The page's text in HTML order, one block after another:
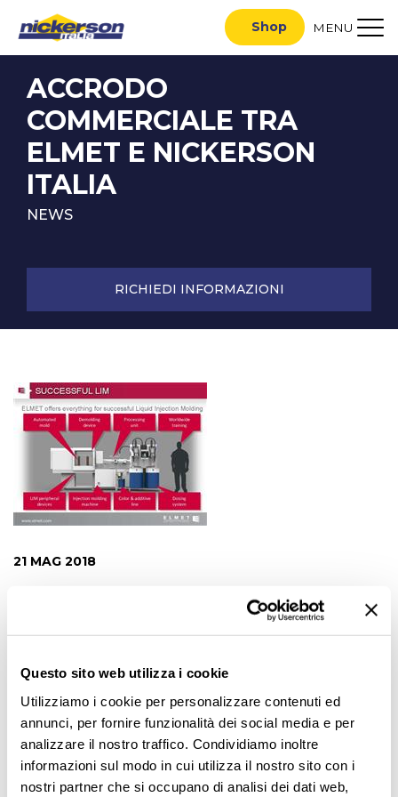
Questo sito web utilizza i cookie
Utilizziamo i cookie per personalizzare contenuti ed
annunci, per fornire funzionalità dei social media e per
analizzare il nostro traffico. Condividiamo inoltre
informazioni sul modo in cui utilizza il nostro sito con i
nostri partner che si occupano di analisi dei dati web,
Shop MENU
ACCRODO
COMMERCIALE TRA
ELMET E NICKERSON
ITALIA
NEWS
RICHIEDI INFORMAZIONI
21 MAG 2018
“La posizione di leadership di prodotto non può prescindere
da una fattiva presenza commerciale sul territorio e questo
è il motivo che ci ha indotto ad assegnare a Nickerson Italia
Mark Ostermann, Area Sales Manager Europe di ELMET
le ragioni che hanno guidato l’accordo commerciale con
Nickerson Italia - Cercavamo un partner con una presenza
capillare sul mercato, una reputazione consolidata di
fornitore di prodotti di alta gamma, e in grado di facilitare il
flusso di informazioni dal mercato al produttore e viceversa,